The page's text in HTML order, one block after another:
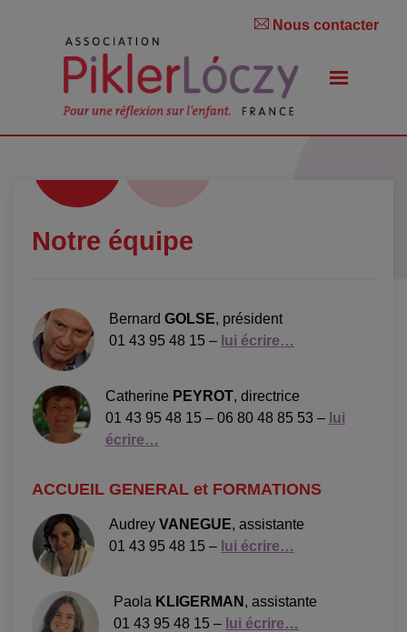
Nous contacter
Notre équipe
Bernard GOLSE, président
01 43 95 48 15 – lui écrire…
Catherine PEYROT, directrice
01 43 95 48 15 – 06 80 48 85 53 – lui
écrire…
ACCUEIL GENERAL et FORMATIONS
Audrey VANEGUE, assistante
01 43 95 48 15 – lui écrire…
Paola KLIGERMAN , assistante
01 43 95 48 15 – lui écrire…